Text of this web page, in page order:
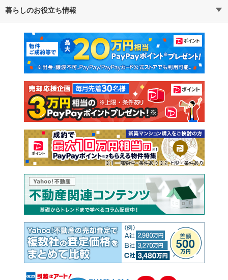
通勤・通学時間から探す
不動産・住宅
新築マンション 中古マンション
新築一戸建て 中古一戸建て
注文住宅 土地
売却査定
暮らしのお役立ち情報
マンションカタログ 教えて！住まいの先生